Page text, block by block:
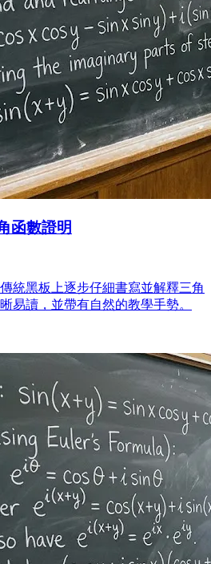
函數證明
統黑板上逐步仔細書寫並解釋三角
易讀，並帶有自然的教學手勢。